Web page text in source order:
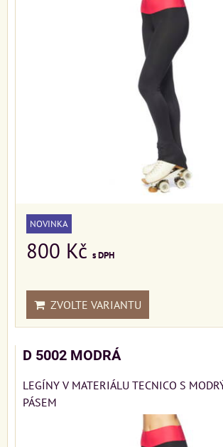
NOVINKA
800 Kč s DPH
ZVOLTE VARIANTU
D 5002 MODRÁ
LEGÍNY V MATERIÁLU TECNICO S
PÁSEM